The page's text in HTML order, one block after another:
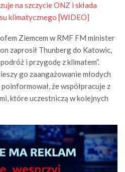
na szczycie ONZ i składa
klimatycznego [WIDEO]
Ziemcem w RMF FM minister
zaprosił Thunberg do Katowic,
i przygodę z klimatem”.
go zaangażowanie młodych
że współpracuje z
które uczestniczą w kolejnych